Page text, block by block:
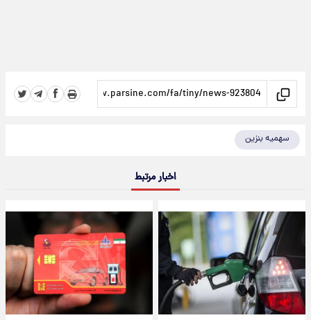
سهمیه بنزین
اخبار مرتبط